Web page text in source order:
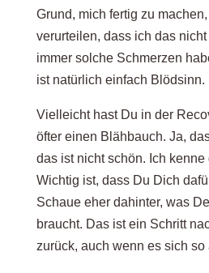
Grund, mich fertig zu
verurteilen, dass ich das
immer solche Schmerzen
ist natürlich einfach Blödsinn.
Vielleicht hast Du in der
öfter einen Blähbauch. Ja,
das ist nicht schön. Ich
Wichtig ist, dass Du Dich
Schaue eher dahinter, was
braucht. Das ist ein Schritt
zurück, auch wenn es sich so